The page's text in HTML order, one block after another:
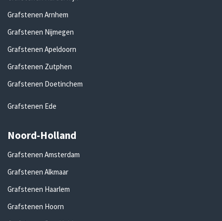
Grafstenen Arnhem
Grafstenen Nijmegen
Grafstenen Apeldoorn
Grafstenen Zutphen
Grafstenen Doetinchem
Grafstenen Ede
Noord-Holland
Grafstenen Amsterdam
Grafstenen Alkmaar
Grafstenen Haarlem
Grafstenen Hoorn